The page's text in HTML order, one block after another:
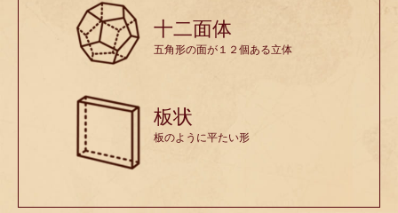
十二面体
五角形の面が１２個ある立体
板状
板のように平たい形